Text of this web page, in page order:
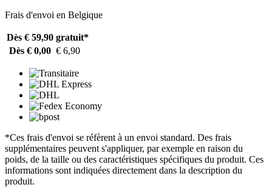
Frais d'envoi en Belgique
Dès € 59,90 gratuit*
Dès € 0,00 € 6,90
*Ces frais d'envoi se réfèrent à un envoi standard. Des frais
supplémentaires peuvent s'appliquer, par exemple en raison du
poids, de la taille ou des caractéristiques spécifiques du produit. Ces
informations sont indiquées directement dans la description du
produit.